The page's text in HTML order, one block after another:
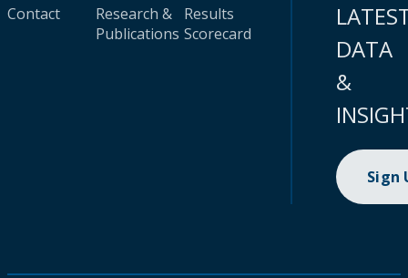
Contact
Research &
Publications
Results
Scorecard
DATA
&
Sign